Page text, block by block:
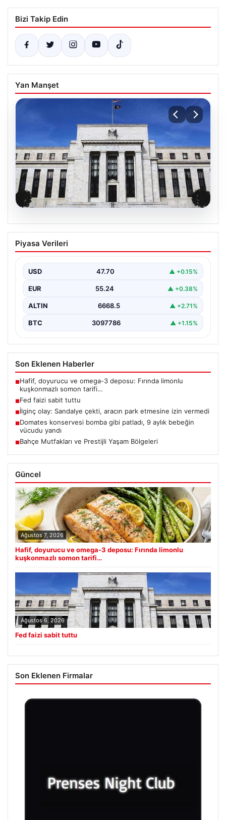
Bizi Takip Edin
Yan Manşet
06.08.2026
Fed faizi sabit tuttu
Piyasa Verileri
USD 47.70 ▲ +0.15%
EUR 55.24 ▲ +0.38%
ALTIN 6668.5 ▲ +2.71%
BTC 3097786 ▲ +1.15%
Son Eklenen Haberler
■Hafif, doyurucu ve omega-3 deposu: Fırında limonlu
kuşkonmazlı somon tarifi…
■Fed faizi sabit tuttu
■İlginç olay: Sandalye çekti, aracın park etmesine izin vermedi
■Domates konservesi bomba gibi patladı, 9 aylık bebeğin
vücudu yandı
■Bahçe Mutfakları ve Prestijli Yaşam Bölgeleri
Güncel
Ağustos 7, 2026
Hafif, doyurucu ve omega-3 deposu: Fırında limonlu
kuşkonmazlı somon tarifi…
Ağustos 6, 2026
Fed faizi sabit tuttu
Son Eklenen Firmalar